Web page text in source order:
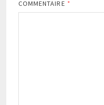
COMMENTAIRE *